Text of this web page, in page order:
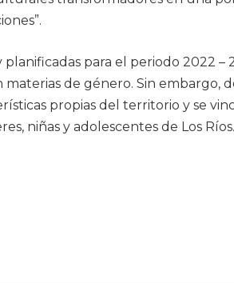
para el periodo 2022 –
de género. Sin embargo,
propias del territorio y se
niñas y adolescentes de Los Ríos.